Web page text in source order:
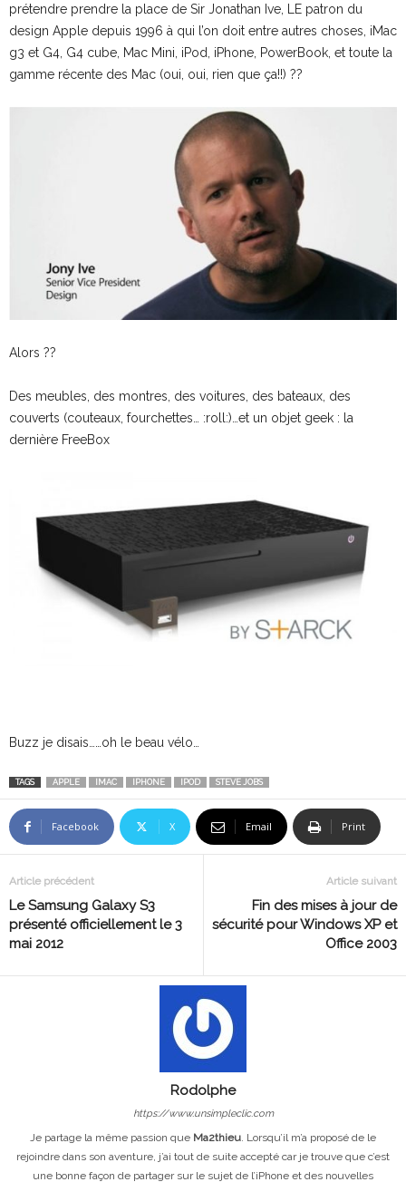
prétendre prendre la place de Sir Jonathan Ive, LE patron du
design Apple depuis 1996 à qui l’on doit entre autres choses, iMac
g3 et G4, G4 cube, Mac Mini, iPod, iPhone, PowerBook, et toute la
gamme récente des Mac (oui, oui, rien que ça!!) ??
Alors ??
Des meubles, des montres, des voitures, des bateaux, des
couverts (couteaux, fourchettes… :roll:)…et un objet geek : la
dernière FreeBox
Buzz je disais……oh le beau vélo…
TAGS APPLE IMAC IPHONE IPOD STEVE JOBS
Facebook X Email Print
Article précédent
Le Samsung Galaxy S3
présenté officiellement le 3
mai 2012
Article suivant
Fin des mises à jour de
sécurité pour Windows XP et
Office 2003
Rodolphe
https://www.unsimpleclic.com
Je partage la même passion que Ma2thieu. Lorsqu’il m’a proposé de le
rejoindre dans son aventure, j’ai tout de suite accepté car je trouve que c’est
une bonne façon de partager sur le sujet de l’iPhone et des nouvelles